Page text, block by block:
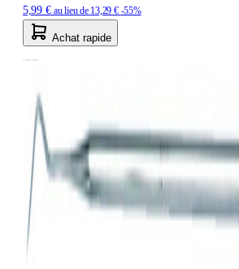
5,99 € au lieu de 13,29 € -55%
Achat rapide